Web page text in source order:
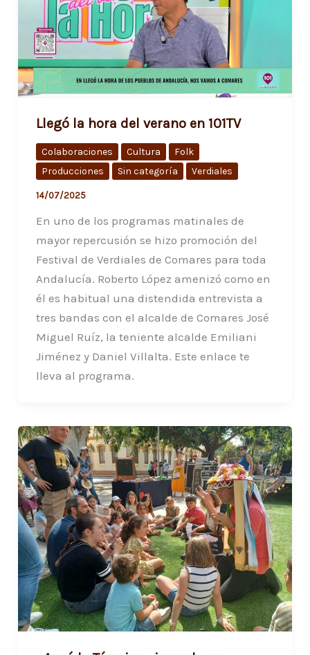
Llegó la hora del verano en 101TV
Colaboraciones Cultura
Folk
Producciones
Sin categoría Verdiales
14/07/2025
En uno de los programas matinales de
mayor repercusión se hizo promoción del
Festival de Verdiales de Comares para toda
Andalucía. Roberto López amenizó como en
él es habitual una distendida entrevista a
tres bandas con el alcalde de Comares José
Miguel Ruíz, la teniente alcalde Emiliani
Jiménez y Daniel Villalta. Este enlace te
lleva al programa.